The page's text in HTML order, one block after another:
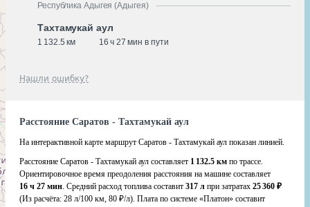
Республика Адыгея (Адыгея)
Тахтамукай аул
1 132.5 км 16 ч 27 мин в пути
Нашли ошибку?
Расстояние Саратов - Тахтамукай аул
На интерактивной карте маршрут Саратов - Тахтамукай аул показан линией.
Расстояние Саратов - Тахтамукай аул составляет 1 132.5 км по трассе.
Ориентировочное время преодоления расстояния на машине составляет
16 ч 27 мин. Средний расход топлива составит 317 л при затратах 25 360 ₽
(Из расчёта: 28 л/100 км, 80 ₽/л). Плата по системе «Платон» составит